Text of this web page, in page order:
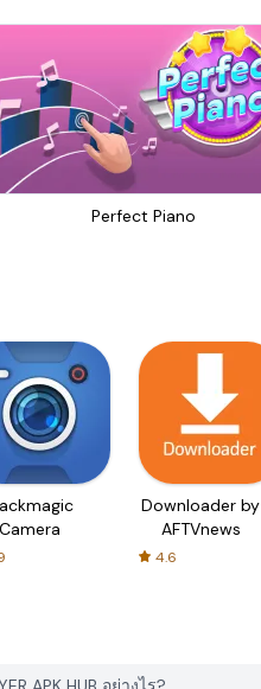
Perfect Piano
Camera
Downloader by
AFTVnews
4.6